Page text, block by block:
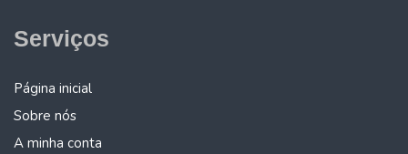
Serviços
Página inicial
Sobre nós
A minha conta